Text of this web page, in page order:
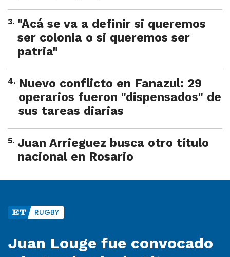
3. "Acá se va a definir si queremos
ser colonia o si queremos ser
patria"
4. Nuevo conflicto en Fanazul: 29
operarios fueron "dispensados" de
sus tareas diarias
5. Juan Arrieguez busca otro título
nacional en Rosario
RUGBY
Juan Louge fue convocado